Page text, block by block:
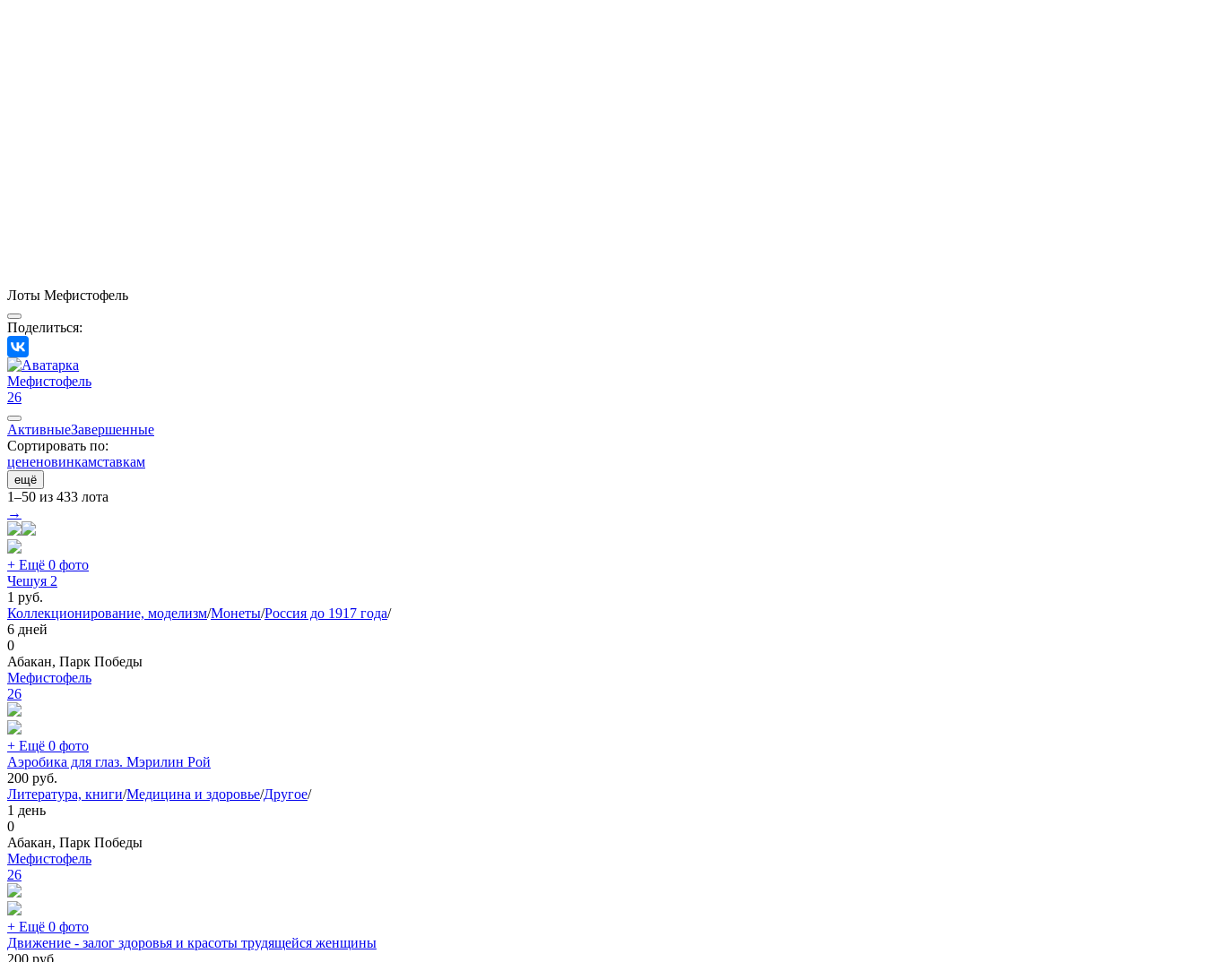
Лоты Мефистофель
Поделиться:
Мефистофель
26
АктивныеЗавершенные
Сортировать по:
цененовинкамставкам
ещё
1–50 из 433 лота
→
+ Ещё 0 фото
Чешуя 2
1 руб.
Коллекционирование, моделизм/Монеты/Россия до 1917 года/
6 дней
0
Абакан, Парк Победы
Мефистофель
26
+ Ещё 0 фото
Аэробика для глаз. Мэрилин Рой
200 руб.
Литература, книги/Медицина и здоровье/Другое/
1 день
0
Абакан, Парк Победы
Мефистофель
26
+ Ещё 0 фото
Движение - залог здоровья и красоты трудящейся женщины
200 руб.